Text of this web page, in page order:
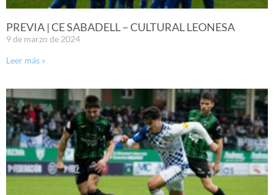
PREVIA | CE SABADELL – CULTURAL LEONESA
9 de marzo de 2024
Leer más »